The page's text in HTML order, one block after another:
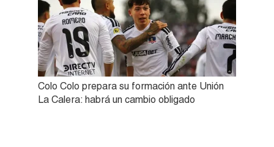
Colo Colo prepara su formación ante Unión
La Calera: habrá un cambio obligado